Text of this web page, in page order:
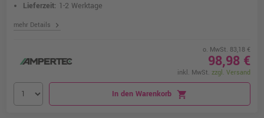
Lieferzeit: 1-2 Werktage
mehr Details chevron_right
o. MwSt. 83,18 €
98,98 €
inkl. MwSt. zzgl. Versand
In den Warenkorb shopping_cart